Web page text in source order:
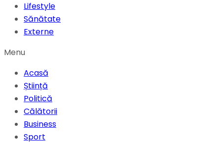
Lifestyle
Sănătate
Externe
Menu
Acasă
Știință
Politică
Călătorii
Business
Sport